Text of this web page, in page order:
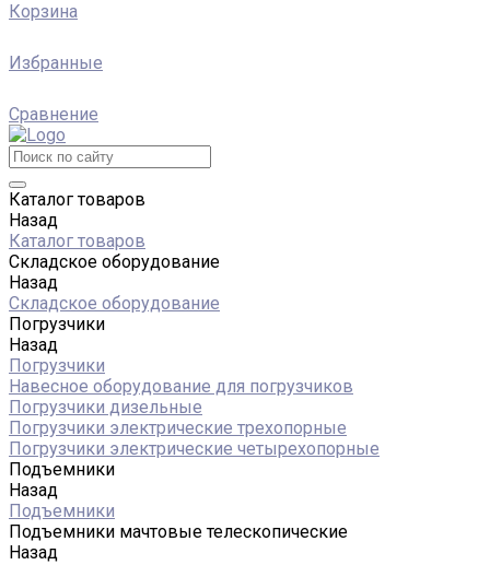
Корзина
Избранные
Сравнение
Каталог товаров
Назад
Каталог товаров
Складское оборудование
Назад
Складское оборудование
Погрузчики
Назад
Погрузчики
Навесное оборудование для погрузчиков
Погрузчики дизельные
Погрузчики электрические трехопорные
Погрузчики электрические четырехопорные
Подъемники
Назад
Подъемники
Подъемники мачтовые телескопические
Назад